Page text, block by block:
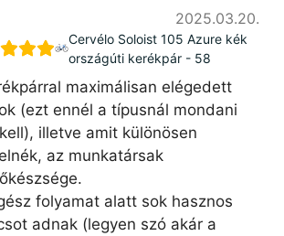
2025.03.20.
Cervélo Soloist 105 Azure kék
országúti kerékpár - 58
maximálisan elégedett
(ezt ennél a típusnál mondani
illetve amit különösen
az munkatársak
folyamat alatt sok hasznos
adnak (legyen szó akár a